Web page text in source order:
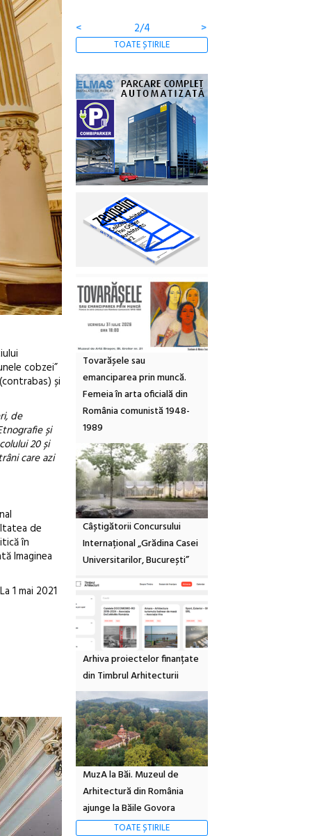
cobzei”
și
de
și
20 și
care azi
de
în
Imaginea
1 mai 2021
<
3/4 >
TOATE ȘTIRILE
Tovarășele sau
emanciparea prin muncă.
Femeia în arta oficială din
România comunistă 1948-
1989
Câștigătorii Concursului
Internațional „Grădina Casei
Universitarilor, București”
Arhiva proiectelor finanțate
din Timbrul Arhitecturii
MuzA la Băi. Muzeul de
Arhitectură din România
ajunge la Băile Govora
TOATE ȘTIRILE